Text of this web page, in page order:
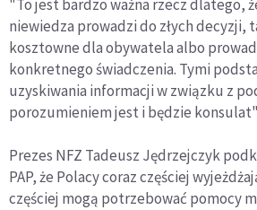
"To jest bardzo ważna rzecz dlatego,
niewiedza prowadzi do złych decyzji,
kosztowne dla obywatela albo
konkretnego świadczenia. Tymi
uzyskiwania informacji w związku z
porozumieniem jest i będzie konsulat"
Prezes NFZ Tadeusz Jędrzejczyk
PAP, że Polacy coraz częściej
częściej mogą potrzebować pomocy